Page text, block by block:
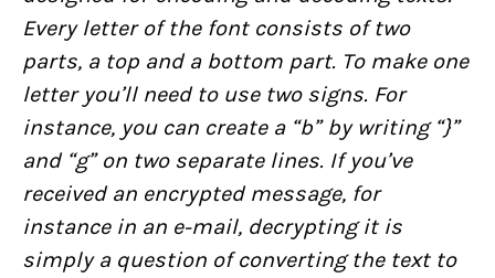
Every letter of the font consists of two
parts, a top and a bottom part. To make one
letter you’ll need to use two signs. For
instance, you can create a “b” by writing “}”
and “g” on two separate lines. If you’ve
received an encrypted message, for
instance in an e-mail, decrypting it is
simply a question of converting the text to